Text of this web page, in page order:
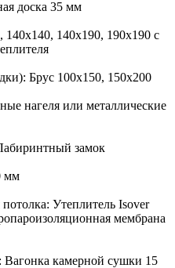
доска 35 мм
140х190, 190х190 с
Брус 100х150, 150х200
нагеля или металлические
замок
мм
Утеплитель Isover
мембрана
Вагонка камерной сушки 15